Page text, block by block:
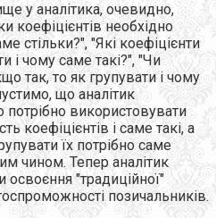
у аналітика, очевидно,
коефіцієнтів необхідно
стільки?", "Які коефіцієнти
і чому саме такі?", "Чи
так, то як групувати і чому
що аналітик
використовувати
коефіцієнтів і саме такі, а
їх потрібно саме
чином. Тепер аналітик
"традиційної"
позичальників.